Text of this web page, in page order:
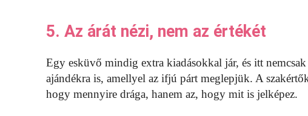
5. Az árát nézi, nem az értékét
Egy esküvő mindig extra kiadásokkal jár, és itt
ajándékra is, amellyel az ifjú párt meglepjük. A
hogy mennyire drága, hanem az, hogy mit is jelképez.